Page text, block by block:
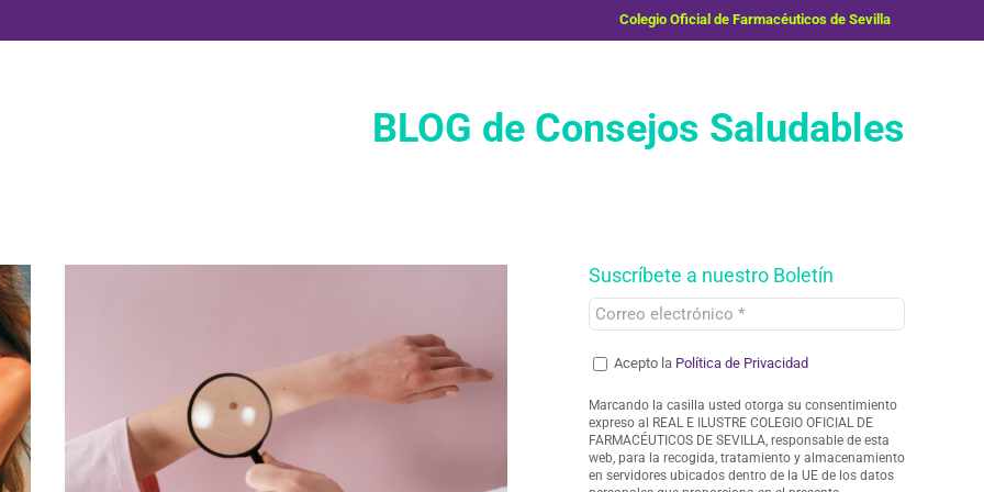
Colegio Oficial de Farmacéuticos de Sevilla
BLOG de Consejos Saludables
Suscríbete a nuestro Boletín
Acepto la Política de Privacidad
Marcando la casilla usted otorga su consentimiento
expreso al REAL E ILUSTRE COLEGIO OFICIAL DE
FARMACÉUTICOS DE SEVILLA, responsable de esta
web, para la recogida, tratamiento y almacenamiento
en servidores ubicados dentro de la UE de los datos